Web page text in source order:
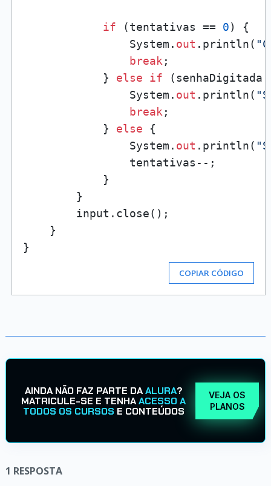
if (tentativas == 0) {
                System.
out .println(
break ;
            }
else if (senhaDigitada
                System.
out .println(
break ;
            }
else {
                System.
out .println(
                tentativas--;
            }
        }
        input.close();
    }
COPIAR CÓDIGO
AINDA NÃO FAZ PARTE DAALURA?
MATRICULE-SE E TENHAACESSO A
TODOS OS CURSOS E CONTEÚDOS
VEJA OS
PLANOS
1 RESPOSTA